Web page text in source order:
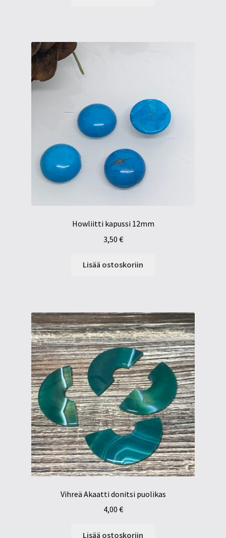
Howliitti kapussi 12mm
3,50 €
Lisää ostoskoriin
Vihreä Akaatti donitsi puolikas
4,00 €
Lisää ostoskoriin